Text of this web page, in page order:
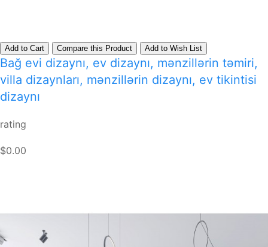
Add to Cart Compare this Product Add to Wish List
Bağ evi dizaynı, ev dizaynı, mənzillərin təmiri,
villa dizaynları, mənzillərin dizaynı, ev tikintisi
dizaynı
rating
$0.00